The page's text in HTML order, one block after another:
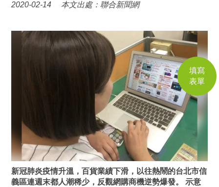
2020-02-14 本文出處：聯合新聞網
新冠肺炎疫情升溫，百貨業績下滑，以往熱鬧的台北市信
義區連週末都人潮稀少，反觀網購商機逆勢爆發。 示意
填寫
表單